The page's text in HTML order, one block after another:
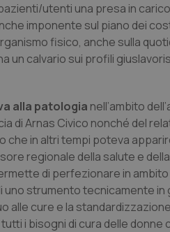
utenti una presa in
imponente sul piano dei
fisico, anche sulla
un calvario sui profili
alla patologia nell’ambito
di Arnas Civico nonché del
che in altri tempi poteva
regionale della salute e
di perfezionare in
strumento tecnicamente
alle cure e la
i bisogni di cura delle